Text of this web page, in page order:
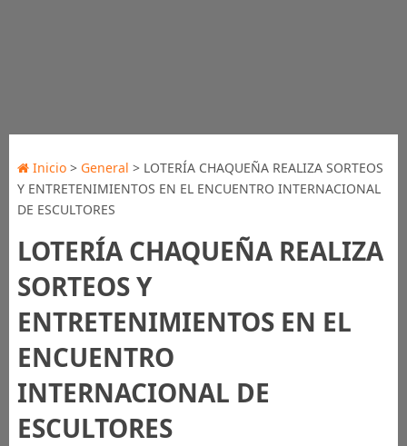
Inicio> General > LOTERÍA CHAQUEÑA REALIZA SORTEOS
Y ENTRETENIMIENTOS EN EL ENCUENTRO INTERNACIONAL
DE ESCULTORES
LOTERÍA CHAQUEÑA REALIZA
SORTEOS Y
ENTRETENIMIENTOS EN EL
ENCUENTRO
INTERNACIONAL DE
ESCULTORES